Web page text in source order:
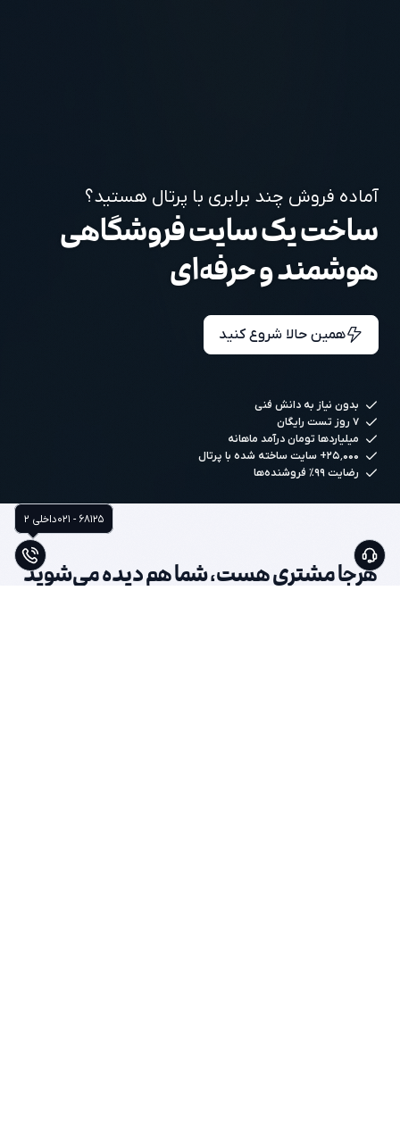
آماده فروش چند برابری با پرتال هستید؟
ساخت یک سایت فروشگاهی
هوشمند و حرفه‌ای
همین حالا شروع کنید
بدون نیاز به دانش فنی
۷ روز تست رایگان
میلیاردها تومان درآمد ماهانه
۲۵٬۰۰۰+ سایت ساخته شده با پرتال
رضایت ۹۹٪ فروشنده‌ها
هرجا مشتری هست، شما هم دیده می‌شوید
۰۲۱ - ۶۸۱۲۵داخلی 2